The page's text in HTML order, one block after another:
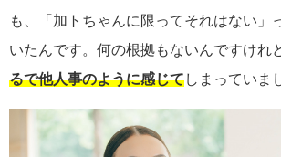
も、「加トちゃんに限ってそれはない」
いたんです。何の根拠もないんですけれ
るで他人事のように感じてしまっていま